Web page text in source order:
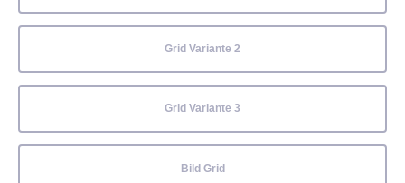
Grid Variante 2
Grid Variante 3
Bild Grid